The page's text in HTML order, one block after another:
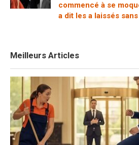
commencé à se
a dit les a laissés
Meilleurs Articles